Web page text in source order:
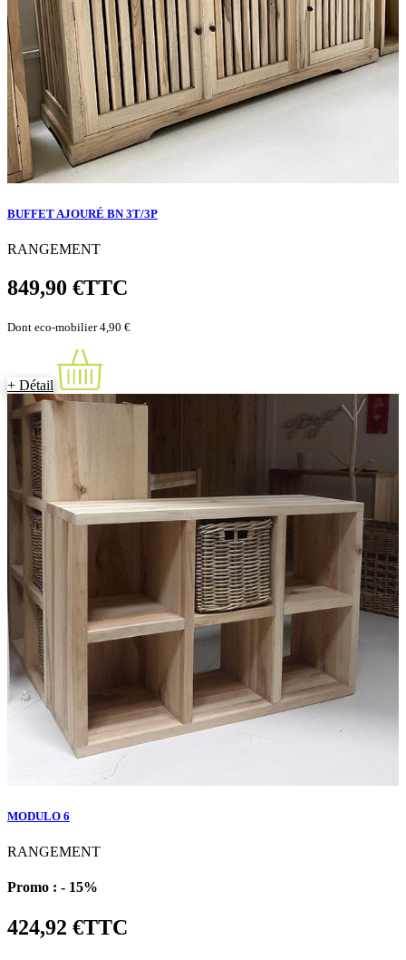
BUFFET AJOURÉ BN 3T/3P
RANGEMENT
849,90 €TTC
Dont eco-mobilier 4,90 €
+ Détail
MODULO 6
RANGEMENT
Promo : - 15%
424,92 €TTC